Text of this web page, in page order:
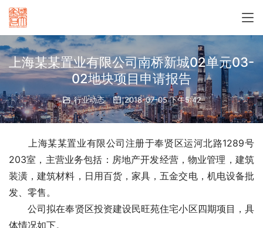
上海某某置业有限公司南桥新城02单元03-
02地块项目申请报告
行业动态 2018-07-05 下午5:42
上海某某置业有限公司注册于奉贤区运河北路1289号
203室，主营业务包括：房地产开发经营，物业管理，建筑
装潢，建筑材料，日用百货，家具，五金交电，机电设备批
发、零售。
公司拟在奉贤区投资建设民旺苑住宅小区四期项目，具
体情况如下。